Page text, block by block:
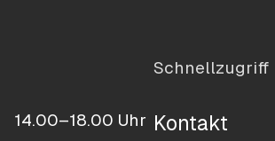
14.00–18.00 Uhr
Schnellzugriff
Kontakt